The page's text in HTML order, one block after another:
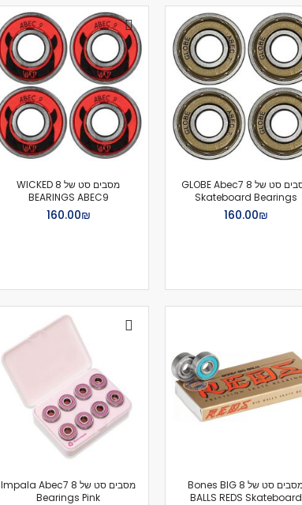
מסבים סט של 8 GLOBE Abec7
Skateboard Bearings
₪‏160.00
מסבים סט של 8 WICKED
BEARINGS ABEC9
₪‏160.00
מסבים סט של 8 Bones BIG
BALLS REDS Skateboard
מסבים סט של 8 Impala Abec7
Bearings Pink